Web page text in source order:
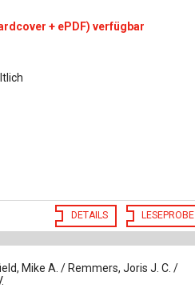
+ ePDF) verfügbar
DETAILS LESEPROBE
Mike A. / Remmers, Joris J. C. /